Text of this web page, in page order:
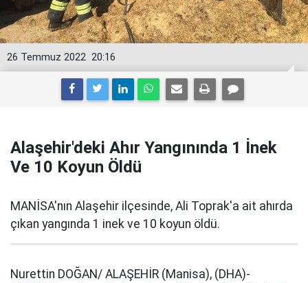
20:16
26 Temmuz 2022
Alaşehir'deki Ahır Yangınında 1 İnek
Ve 10 Koyun Öldü
MANİSA'nın Alaşehir ilçesinde, Ali Toprak'a ait ahırda
çıkan yangında 1 inek ve 10 koyun öldü.
Nurettin DOĞAN/ ALAŞEHİR (Manisa), (DHA)-